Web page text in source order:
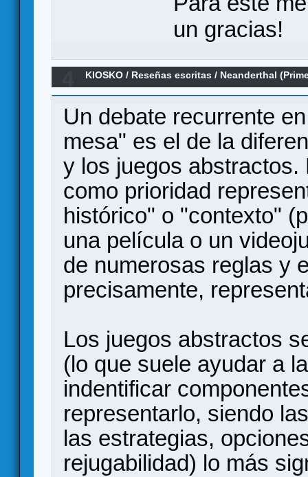
un gracias!
KIOSKO / Reseñas escritas / Neanderthal
Un debate recurrente
mesa" es el de la
y los juegos
como prioridad
histórico" o "contexto"
una película o un
de numerosas reglas y
precisamente,
Los juegos abstractos
(lo que suele ayudar a
indentificar
representarlo, siendo
las estrategias,
rejugabilidad) lo más